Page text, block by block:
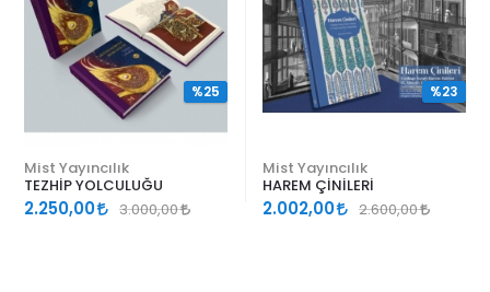
Mist Yayıncılık
TEZHİP YOLCULUĞU
2.250,00 3.000,00
%25
Mist Yayıncılık
HAREM ÇİNİLERİ
2.002,00 2.600,00
%23